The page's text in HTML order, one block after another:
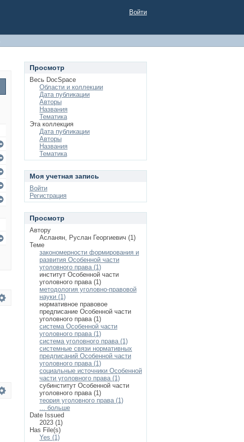
Войти
Просмотр
Весь DocSpace
Области и коллекции
Дата публикации
Авторы
Названия
Тематика
Эта коллекция
Дата публикации
Авторы
Названия
Тематика
Моя учетная запись
Войти
Регистрация
Просмотр
Автору
Асланян, Руслан Георгиевич (1)
Теме
закономерности формирования и
развития Особенной части
уголовного права (1)
институт Особенной части
уголовного права (1)
методология уголовно-правовой
науки (1)
нормативное правовое
предписание Особенной части
уголовного права (1)
система Особенной части
уголовного права (1)
система уголовного права (1)
системные связи нормативных
предписаний Особенной части
уголовного права (1)
социальные источники Особенной
части уголовного права (1)
субинститут Особенной части
уголовного права (1)
теория уголовного права (1)
... больше
Date Issued
2023 (1)
Has File(s)
Yes (1)